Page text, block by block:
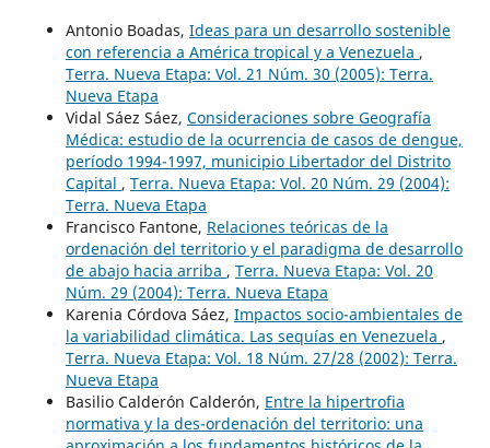
Antonio Boadas, Ideas para un desarrollo sostenible
con referencia a América tropical y a Venezuela ,
Terra. Nueva Etapa: Vol. 21 Núm. 30 (2005): Terra.
Nueva Etapa
Vidal Sáez Sáez, Consideraciones sobre Geografía
Médica: estudio de la ocurrencia de casos de dengue,
período 1994-1997, municipio Libertador del Distrito
Capital , Terra. Nueva Etapa: Vol. 20 Núm. 29 (2004):
Terra. Nueva Etapa
Francisco Fantone, Relaciones teóricas de la
ordenación del territorio y el paradigma de desarrollo
de abajo hacia arriba , Terra. Nueva Etapa: Vol. 20
Núm. 29 (2004): Terra. Nueva Etapa
Karenia Córdova Sáez, Impactos socio-ambientales de
la variabilidad climática. Las sequías en Venezuela ,
Terra. Nueva Etapa: Vol. 18 Núm. 27/28 (2002): Terra.
Nueva Etapa
Basilio Calderón Calderón, Entre la hipertrofia
normativa y la des-ordenación del territorio: una